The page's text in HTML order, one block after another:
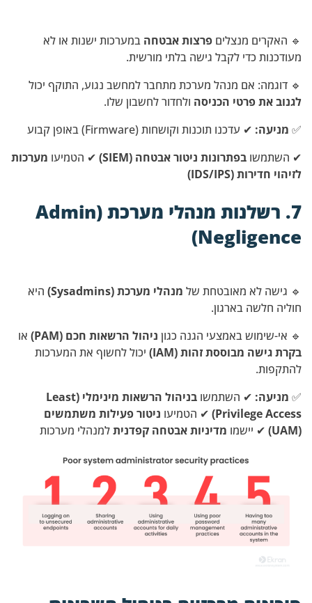
🔹 האקרים מנצלים פרצות אבטחה במערכות ישנות או לא
מעודכנות כדי לקבל גישה בלתי מורשית.
🔹 דוגמה: אם מנהל מערכת מתחבר למחשב נגוע, התוקף יכול
לגנוב את פרטי הכניסה ולחדור לחשבון שלו.
✅ מניעה: ✔ עדכנו תוכנות וקושחות (Firmware) באופן קבוע
✔ השתמשו בפתרונות ניטור אבטחה (SIEM) ✔ הטמיעו מערכות
לזיהוי חדירות (IDS/IPS)
7. רשלנות מנהלי מערכת (Admin
Negligence)
🔹 גישה לא מאובטחת של מנהלי מערכת (Sysadmins)
היא
חוליה חלשה בארגון.
🔹 אי-שימוש באמצעי הגנה כגון ניהול הרשאות חכם (PAM)
או
בקרת גישה מבוססת זהות (IAM)
יכול לחשוף את המערכות
להתקפות.
✅ מניעה: ✔ השתמשו
בניהול הרשאות מינימלי (Least
Privilege Access) ✔ הטמיעו ניטור פעילות משתמשים
(UAM)
✔ יישמו מדיניות אבטחה קפדניתלמנהלי מערכות